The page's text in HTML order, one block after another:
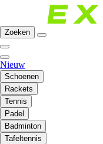
Zoeken
Nieuw
Schoenen
Rackets
Tennis
Padel
Badminton
Tafeltennis